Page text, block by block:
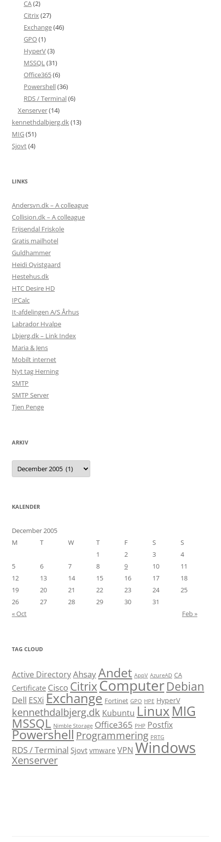
CA(2)
Citrix(27)
Exchange(46)
GPO(1)
HyperV(3)
MSSQL(31)
Office365(6)
Powershell(36)
RDS / Terminal(6)
Xenserver(14)
kennethdalbjerg.dk(13)
MIG(51)
Sjovt(4)
LINKS
Andersvn.dk – A colleague
Collision.dk – A colleague
Frijsendal Friskole
Gratis mailhotel
Guldhammer
Heidi Qvistgaard
Hestehus.dk
HTC Desire HD
IPCalc
It-afdelingen A/S Århus
Labrador Hvalpe
Lbjerg.dk – Link Index
Maria & Jens
Mobilt internet
Nyt tag Herning
SMTP
SMTP Server
Tjen Penge
ARKIV
Arkiv
KALENDER
December 2005
M
T W T F S
S
1
2 3
4
5
6 7 8 9 10
11
12
13 14 15 16 17
18
19
20 21 22 23 24
25
26
27 28 29 30
31
« Oct
Feb »
TAG CLOUD
Active DirectoryAhsayAndet AppV AzureAD CA
Certificate Cisco CitrixComputerDebian
Dell ESXi Exchange Fortinet GPO HPE HyperV
kennethdalbjerg.dk Kubuntu LinuxMIG
MSSQL Nimble Storage Office365 PHP Postfix
Powershell Programmering PRTG
RDS / Terminal Sjovt vmware VPN Windows
Xenserver